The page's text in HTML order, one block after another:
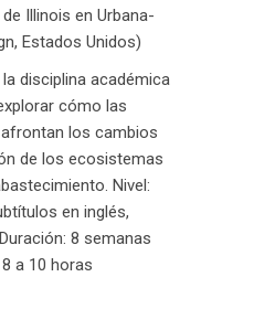
Illinois en Urbana-
Estados Unidos)
disciplina académica
cómo las
los cambios
de los ecosistemas
Nivel:
en inglés,
8 semanas
a 10 horas